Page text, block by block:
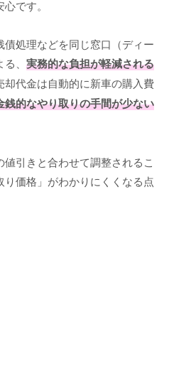
です。
処理などを同じ窓口（ディー
、 実務的な負担が軽減される
却代金は自動的に新車の購入費
銭的なやり取りの手間が少ない
引きと合わせて調整されるこ
価格」がわかりにくくなる点